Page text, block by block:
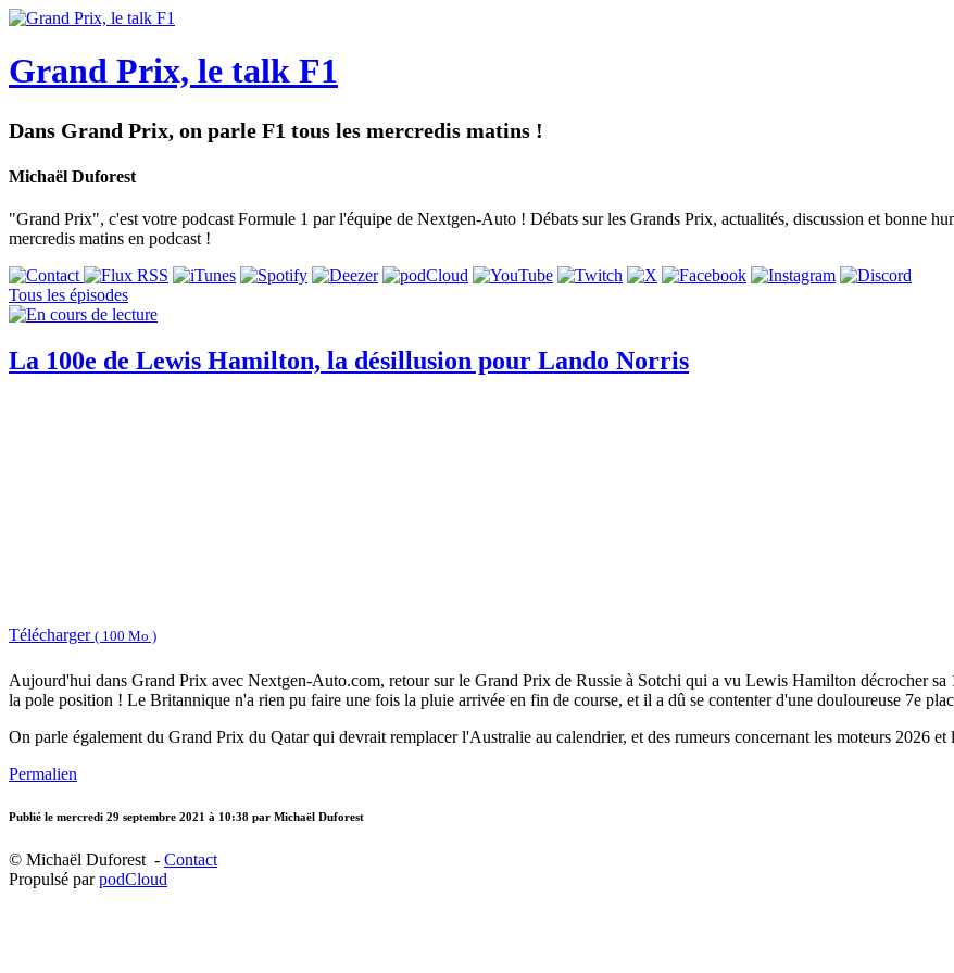
Grand Prix, le talk F1
Dans Grand Prix, on parle F1 tous les mercredis matins !
Michaël Duforest
"Grand Prix", c'est votre podcast Formule 1 par l'équipe de Nextgen-Auto ! Débats sur les Grands Prix, actualités, discussion et bonne
mercredis matins en podcast !
Tous les épisodes
La 100e de Lewis Hamilton, la désillusion pour Lando Norris
Télécharger ( 100 Mo )
Aujourd'hui dans Grand Prix avec Nextgen-Auto.com, retour sur le Grand Prix de Russie à Sotchi qui a vu Lewis Hamilton décrocher
la pole position ! Le Britannique n'a rien pu faire une fois la pluie arrivée en fin de course, et il a dû se contenter d'une douloureuse 7e
On parle également du Grand Prix du Qatar qui devrait remplacer l'Australie au calendrier, et des rumeurs concernant les moteurs 2026
Permalien
Publié le mercredi 29 septembre 2021 à 10:38 par Michaël Duforest
© Michaël Duforest - Contact
Propulsé parpodCloud